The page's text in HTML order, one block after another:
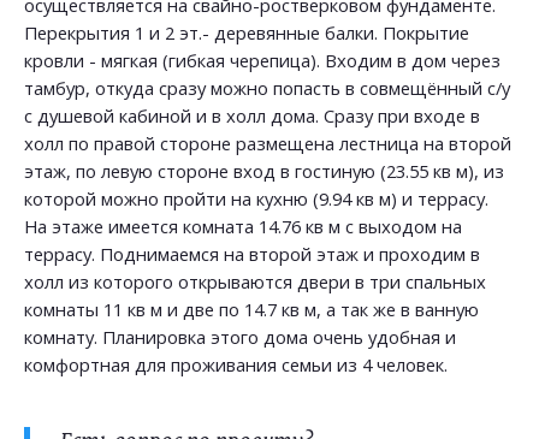
осуществляется на свайно-ростверковом фундаменте.
Перекрытия 1 и 2 эт.- деревянные балки. Покрытие
кровли - мягкая (гибкая черепица). Входим в дом через
тамбур, откуда сразу можно попасть в совмещённый с/у
с душевой кабиной и в холл дома. Сразу при входе в
холл по правой стороне размещена лестница на второй
этаж, по левую стороне вход в гостиную (23.55 кв м), из
которой можно пройти на кухню (9.94 кв м) и террасу.
На этаже имеется комната 14.76 кв м с выходом на
террасу. Поднимаемся на второй этаж и проходим в
холл из которого открываются двери в три спальных
комнаты 11 кв м и две по 14.7 кв м, а так же в ванную
комнату. Планировка этого дома очень удобная и
комфортная для проживания семьи из 4 человек.